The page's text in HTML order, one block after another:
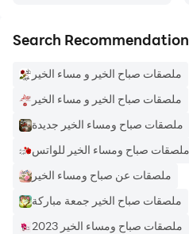
حزمة الملصقات هذه.
واتساب. بأي شكل من الأشكال
Search Recommendation
ملصقات صباح الخير و مساء الخير
ملصقات صباح الخير و مساء الخير
ملصقات صباح ومساء الخير جديدة
ملصقات صباح ومساء الخير للواتس
ملصقات عن صباح ومساء الخير
ملصقات صباح الخير جمعة مباركة
ملصقات صباح ومساء الخير 2023